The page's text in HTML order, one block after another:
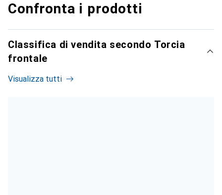
Confronta i prodotti
Classifica di vendita secondo Torcia
frontale
Visualizza tutti